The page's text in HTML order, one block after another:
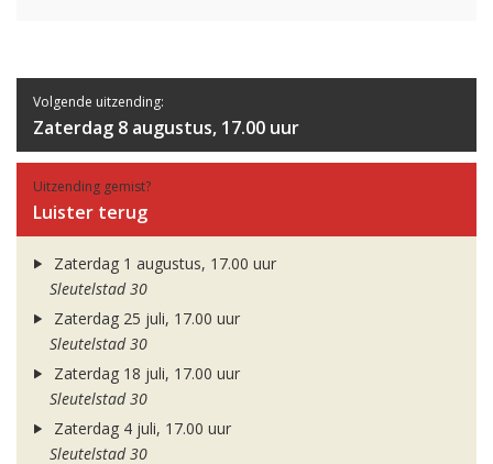
Volgende uitzending:
Zaterdag 8 augustus, 17.00 uur
Uitzending gemist?
Luister terug
Zaterdag 1 augustus, 17.00 uur
Sleutelstad 30
Zaterdag 25 juli, 17.00 uur
Sleutelstad 30
Zaterdag 18 juli, 17.00 uur
Sleutelstad 30
Zaterdag 4 juli, 17.00 uur
Sleutelstad 30